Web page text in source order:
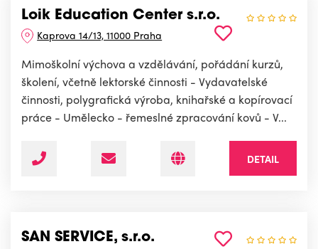
Loik Education Center s.r.o.
Kaprova 14/13, 11000 Praha
Mimoškolní výchova a vzdělávání, pořádání kurzů,
školení, včetně lektorské činnosti - Vydavatelské
činnosti, polygrafická výroba, knihařské a kopírovací
práce - Umělecko - řemeslné zpracování kovů - V...
DETAIL
SAN SERVICE, s.r.o.